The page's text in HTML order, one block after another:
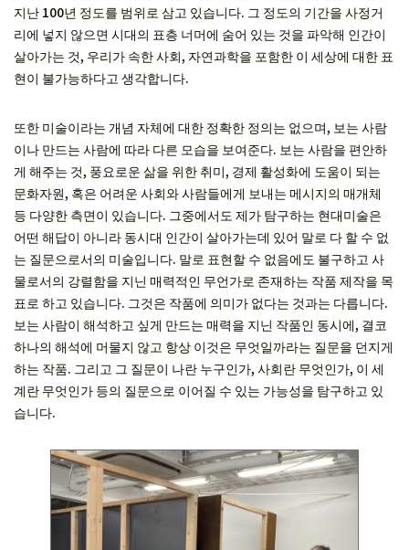
지난 100년 정도를 범위로 삼고 있습니다. 그 정도의 기간을 사정거
리에 넣지 않으면 시대의 표층 너머에 숨어 있는 것을 파악해 인간이
살아가는 것, 우리가 속한 사회, 자연과학을 포함한 이 세상에 대한 표
현이 불가능하다고 생각합니다.
또한 미술이라는 개념 자체에 대한 정확한 정의는 없으며, 보는 사람
이나 만드는 사람에 따라 다른 모습을 보여준다. 보는 사람을 편안하
게 해주는 것, 풍요로운 삶을 위한 취미, 경제 활성화에 도움이 되는
문화자원, 혹은 어려운 사회와 사람들에게 보내는 메시지의 매개체
등 다양한 측면이 있습니다. 그중에서도 제가 탐구하는 현대미술은
어떤 해답이 아니라 동시대 인간이 살아가는데 있어 말로 다 할 수 없
는 질문으로서의 미술입니다. 말로 표현할 수 없음에도 불구하고 사
물로서의 강렬함을 지닌 매력적인 무언가로 존재하는 작품 제작을 목
표로 하고 있습니다. 그것은 작품에 의미가 없다는 것과는 다릅니다.
보는 사람이 해석하고 싶게 만드는 매력을 지닌 작품인 동시에, 결코
하나의 해석에 머물지 않고 항상 이것은 무엇일까라는 질문을 던지게
하는 작품. 그리고 그 질문이 나란 누구인가, 사회란 무엇인가, 이 세
계란 무엇인가 등의 질문으로 이어질 수 있는 가능성을 탐구하고 있
습니다.